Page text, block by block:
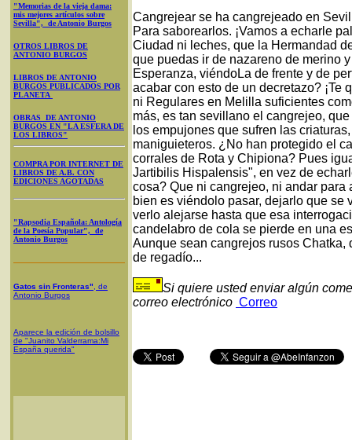
"Memorias de la vieja dama:
mis mejores artículos sobre
Sevilla", de Antonio Burgos
OTROS LIBROS DE
ANTONIO BURGOS
LIBROS DE ANTONIO
BURGOS PUBLICADOS POR
PLANETA
OBRAS DE ANTONIO
BURGOS EN "LA ESFERA DE
LOS LIBROS"
COMPRA POR INTERNET DE
LIBROS DE A.B. CON
EDICIONES AGOTADAS
"Rapsodia Española: Antología
de la Poesía Popular", de
Antonio Burgos
Gatos sin Fronteras" , de
Antonio Burgos
Aparece la edición de bolsillo
de "Juanito Valderrama:Mi
España querida"
Cangrejear se ha cangrejeado en
Para saborearlos. ¡Vamos a echarle
Ciudad ni leches, que la Hermandad
que puedas ir de nazareno de merino
Esperanza, viéndoLa de frente y de
acabar con esto de un decretazo?
ni Regulares en Melilla suficientes
más, es tan sevillano el cangrejeo,
los empujones que sufren las
maniguieteros. ¿No han protegido el
corrales de Rota y Chipiona? Pues
Jartibilis Hispalensis", en vez de
cosa? Que ni cangrejeo, ni andar
bien es viéndolo pasar, dejarlo que se
verlo alejarse hasta que esa
candelabro de cola se pierde en una
Aunque sean cangrejos rusos
de regadío...
Si quiere usted enviar algún
correo electrónico Correo